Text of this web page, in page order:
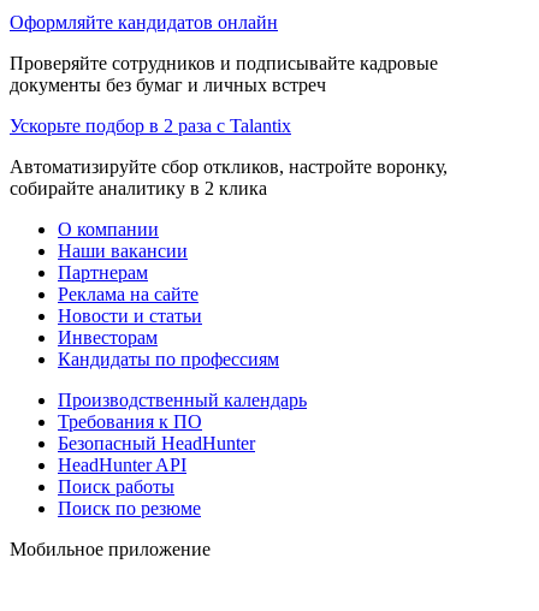
Оформляйте кандидатов онлайн
Проверяйте сотрудников и подписывайте кадровые
документы без бумаг и личных встреч
Ускорьте подбор в 2 раза с Talantix
Автоматизируйте сбор откликов, настройте воронку,
собирайте аналитику в 2 клика
О компании
Наши вакансии
Партнерам
Реклама на сайте
Новости и статьи
Инвесторам
Кандидаты по профессиям
Производственный календарь
Требования к ПО
Безопасный HeadHunter
HeadHunter API
Поиск работы
Поиск по резюме
Мобильное приложение